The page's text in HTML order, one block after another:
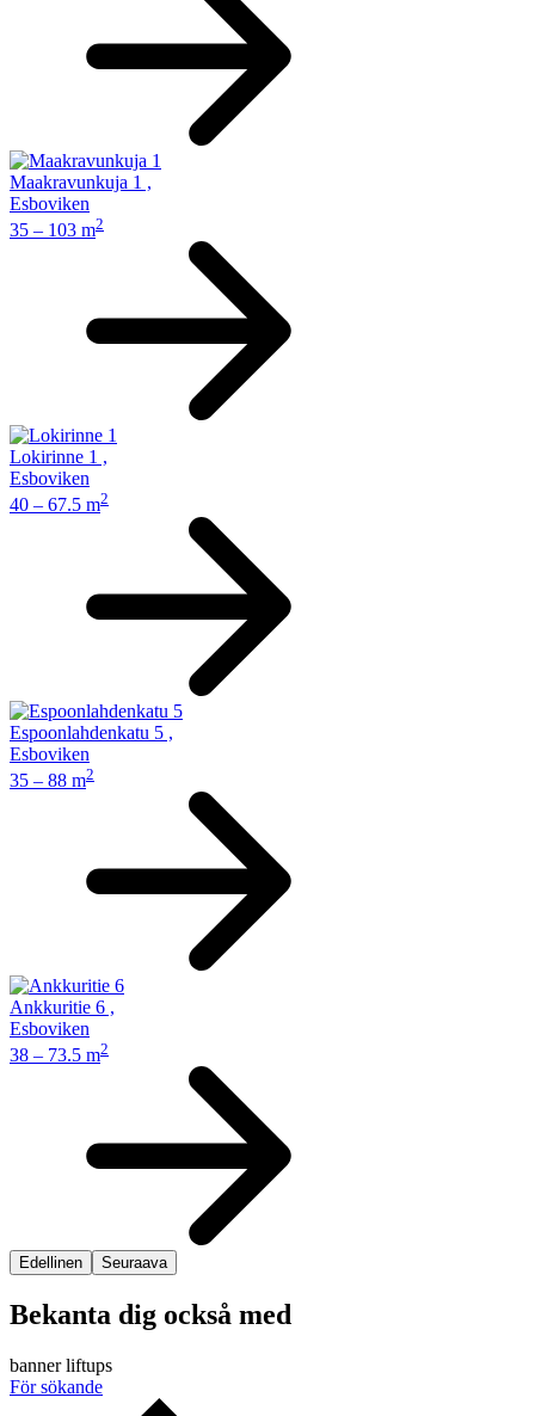
Maakravunkuja 1 ,
Esboviken
35 – 103 m2
Lokirinne 1 ,
Esboviken
40 – 67.5 m2
Espoonlahdenkatu 5 ,
Esboviken
35 – 88 m2
Ankkuritie 6 ,
Esboviken
38 – 73.5 m2
Edellinen Seuraava
Bekanta dig också med
banner liftups
För sökande